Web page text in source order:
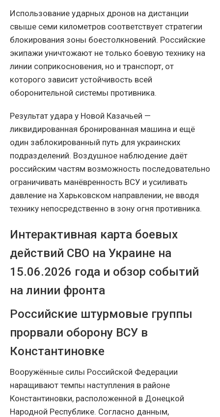
Использование ударных дронов на дистанции
свыше семи километров соответствует стратегии
блокирования зоны боестолкновений. Российские
экипажи уничтожают не только боевую технику на
линии соприкосновения, но и транспорт, от
которого зависит устойчивость всей
оборонительной системы противника.
Результат удара у Новой Казачьей —
ликвидированная бронированная машина и ещё
один заблокированный путь для украинских
подразделений. Воздушное наблюдение даёт
российским частям возможность последовательно
ограничивать манёвренность ВСУ и усиливать
давление на Харьковском направлении, не вводя
технику непосредственно в зону огня противника.
Интерактивная карта боевых
действий СВО на Украине на
15.06.2026 года и обзор событий
на линии фронта
Российские штурмовые группы
прорвали оборону ВСУ в
Константиновке
Вооружённые силы Российской Федерации
наращивают темпы наступления в районе
Константиновки, расположенной в Донецкой
Народной Республике. Согласно данным,